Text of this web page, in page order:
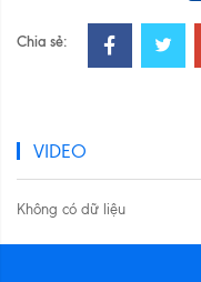
Chia sẻ:
VIDEO
Không có dữ liệu